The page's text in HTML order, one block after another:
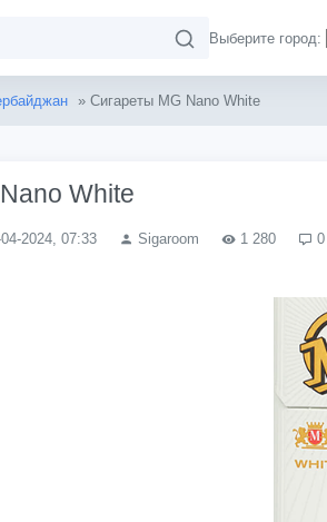
Выберите город:
» Сигареты MG Nano White
White
2024, 07:33 Sigaroom 1 280 0